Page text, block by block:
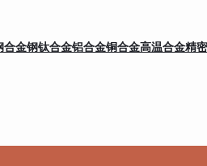
合金钢钛合金铝合金铜合金高温合金精